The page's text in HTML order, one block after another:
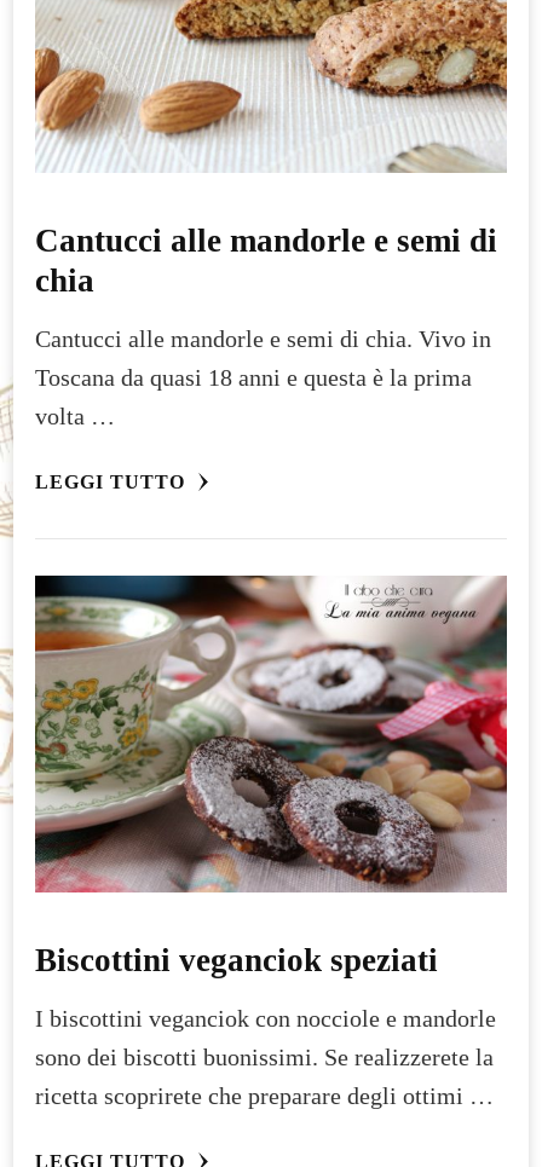
Cantucci alle mandorle e semi di
chia
Cantucci alle mandorle e semi di chia. Vivo in
Toscana da quasi 18 anni e questa è la prima
volta …
LEGGI TUTTO
Biscottini veganciok speziati
I biscottini veganciok con nocciole e mandorle
sono dei biscotti buonissimi. Se realizzerete la
ricetta scoprirete che preparare degli ottimi …
LEGGI TUTTO